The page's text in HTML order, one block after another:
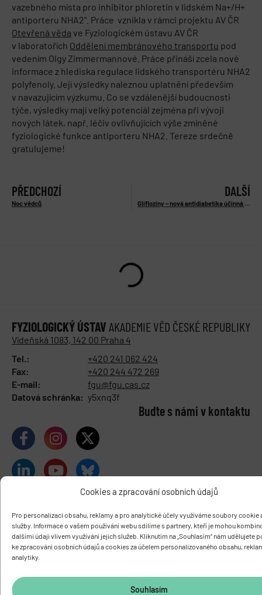
Cookies a zpracování osobních údajů
Pro personalizaci obsahu, reklamy a pro analytické účely využíváme soubory cookie
služby. Informace o vašem používání webu sdílíme s partnery, kteří je mohou
dalšími údaji vlivem využívání jejich služeb. Kliknutím na „Souhlasím“ nám udělujete
ke zpracování osobních údajů a cookies za účelem personalizovaného obsahu,
analytiky.
Souhlasím
vazebného místa pro inhibitor phloretin v lidském Na+/H+
antiporteru NHA2“. Práce vznikla v rámci projektu AV ČR
Otevřená věda ve Fyziologickém ústavu AV ČR
v laboratořích Oddělení membránového transportu pod
vedením Olgy Zimmermannové. Práce přináší zcela nové
informace z hlediska regulace lidského transportéru NHA2
polyfenoly. Její výsledky naleznou uplatnění především
v navazujícím výzkumu. Co se vzdálenější budoucnosti
týče, výsledky mají velký potenciál zejména při vývoji
nových látek, např. léčiv ovlivňujících výše zmíněné
fyziologické funkce antiporteru NHA2. Tereze srdečně
gratulujeme!
PŘEDCHOZÍ
Noc vědců
DALŠÍ
Glifloziny – nová antidiabetika účinná na řadu onemocnění
FYZIOLOGICKÝ ÚSTAV AKADEMIE VĚD ČESKÉ REPUBLIKY
Vídeňská 1083, 142 00 Praha 4
Tel.:
+420 241 062 424
Fax:
+420 244 472 269
E-mail:
fgu@fgu.cas.cz
Datová schránka: y5xnq3f
Buďte s námi v kontaktu
O ÚSTAVU
Základní informace